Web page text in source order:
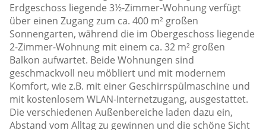
Erdgeschoss liegende 3½-Zimmer-Wohnung verfügt
über einen Zugang zum ca. 400 m² großen
Sonnengarten, während die im Obergeschoss liegende
2-Zimmer-Wohnung mit einem ca. 32 m² großen
Balkon aufwartet. Beide Wohnungen sind
geschmackvoll neu möbliert und mit modernem
Komfort, wie z.B. mit einer Geschirrspülmaschine und
mit kostenlosem WLAN-Internetzugang, ausgestattet.
Die verschiedenen Außenbereiche laden dazu ein,
Abstand vom Alltag zu gewinnen und die schöne Sicht